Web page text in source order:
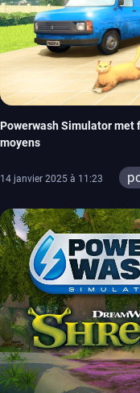
Powerwash Simulator met
moyens
14 janvier 2025 à 11:23